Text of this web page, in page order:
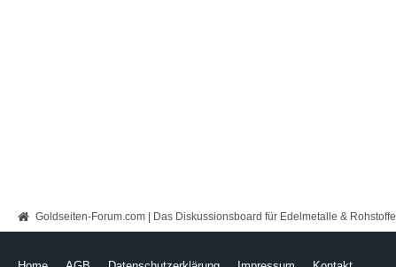
Goldseiten-Forum.com | Das Diskussionsboard für Edelmetalle & Rohstoffe